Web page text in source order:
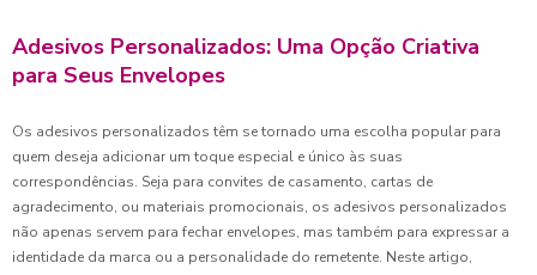
Adesivos Personalizados: Uma Opção Criativa
para Seus Envelopes
Os adesivos personalizados têm se tornado uma escolha popular para
quem deseja adicionar um toque especial e único às suas
correspondências. Seja para convites de casamento, cartas de
agradecimento, ou materiais promocionais, os adesivos personalizados
não apenas servem para fechar envelopes, mas também para expressar a
identidade da marca ou a personalidade do remetente. Neste artigo,